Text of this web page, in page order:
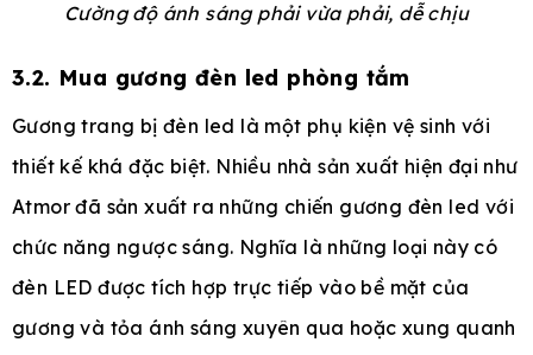
Cường độ ánh sáng phải vừa phải, dễ chịu
3.2. Mua gương đèn led phòng tắm
Gương trang bị đèn led là một phụ kiện vệ sinh với
thiết kế khá đặc biệt. Nhiều nhà sản xuất hiện đại như
Atmor đã sản xuất ra những chiến gương đèn led với
chức năng ngược sáng. Nghĩa là những loại này có
đèn LED được tích hợp trực tiếp vào bề mặt của
gương và tỏa ánh sáng xuyên qua hoặc xung quanh